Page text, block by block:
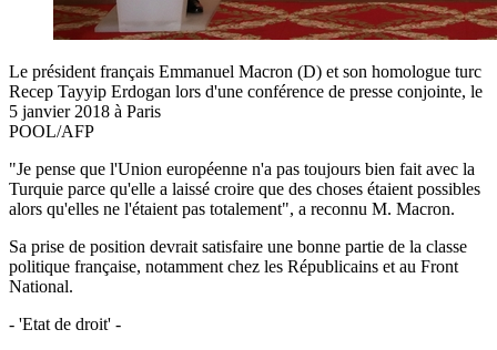
Le président français Emmanuel Macron (D) et son homologue turc
Recep Tayyip Erdogan lors d'une conférence de presse conjointe, le
5 janvier 2018 à Paris
POOL/AFP
"Je pense que l'Union européenne n'a pas toujours bien fait avec la
Turquie parce qu'elle a laissé croire que des choses étaient possibles
alors qu'elles ne l'étaient pas totalement", a reconnu M. Macron.
Sa prise de position devrait satisfaire une bonne partie de la classe
politique française, notamment chez les Républicains et au Front
National.
- 'Etat de droit' -